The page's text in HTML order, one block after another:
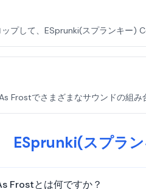
プして、ESprunki(スプランキー)
Frostでさまざまなサウンドの組み
ESprunki(スプラ
Frostとは何ですか？